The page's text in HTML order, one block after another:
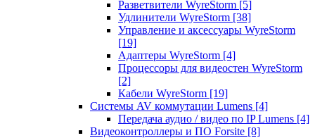
Разветвители WyreStorm [5]
Удлинители WyreStorm [38]
Управление и аксессуары WyreStorm
[19]
Адаптеры WyreStorm [4]
Процессоры для видеостен WyreStorm
[2]
Кабели WyreStorm [19]
Системы AV коммутации Lumens [4]
Передача аудио / видео по IP Lumens [4]
Видеоконтроллеры и ПО Forsite [8]